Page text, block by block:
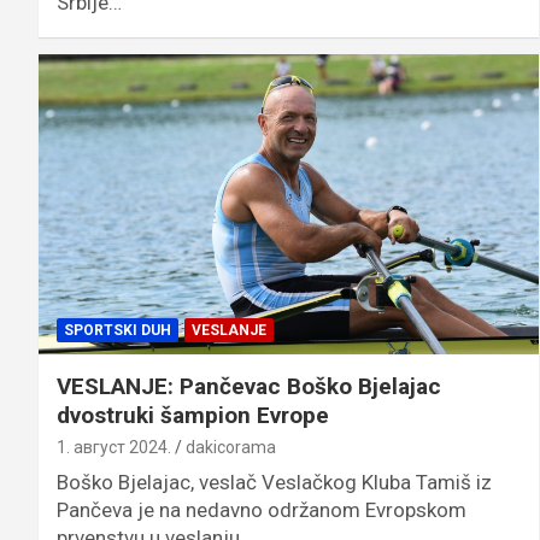
SPORTSKI DUH VESLANJE
VESLANJE: Pančevac Boško Bjelajac
dvostruki šampion Evrope
1. август 2024. dakicorama
Boško Bjelajac, veslač Veslačkog Kluba Tamiš iz
Pančeva je na nedavno održanom Evropskom